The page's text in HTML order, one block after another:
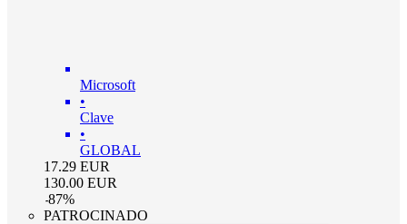
Microsoft
•
Clave
•
GLOBAL
17.29 EUR
130.00 EUR
-87%
PATROCINADO